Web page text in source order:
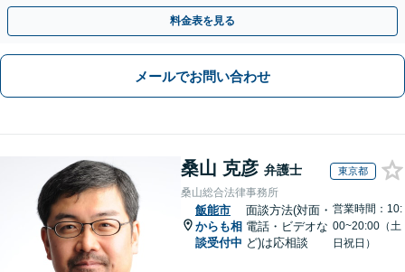
や契約書作成・交渉はお任せください【初回無料】
料金表を見る
メールでお問い合わせ
桑山 克彦 弁護士 東京都
桑山総合法律事務所
飯能市
からも相
談受付中
面談方法(対面・
電話・ビデオな
ど)は応相談
営業時間：10:
00~20:00（土
日祝日）